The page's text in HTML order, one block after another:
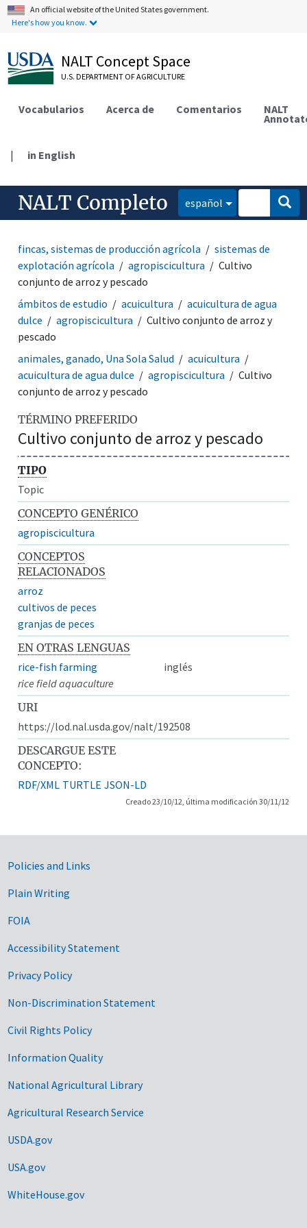
An official website of the United States government.
Here's how you know.
NALT Concept Space
U.S. DEPARTMENT OF AGRICULTURE
Vocabularios Acerca de Comentarios NALT
| in English
NALT Completo español
fincas, sistemas de producción agrícola
sistemas de
explotación agrícola
agropiscicultura
Cultivo
conjunto de arroz y pescado
ámbitos de estudio
acuicultura
acuicultura de agua
dulce
agropiscicultura
Cultivo conjunto de arroz y
pescado
animales, ganado, Una Sola Salud
acuicultura
acuicultura de agua dulce
agropiscicultura
Cultivo
conjunto de arroz y pescado
TÉRMINO PREFERIDO
Cultivo conjunto de arroz y pescado
TIPO
Topic
CONCEPTO GENÉRICO
agropiscicultura
CONCEPTOS
RELACIONADOS
arroz
cultivos de peces
granjas de peces
EN OTRAS LENGUAS
rice-fish farming
inglés
rice field aquaculture
URI
https://lod.nal.usda.gov/nalt/192508
DESCARGUE ESTE
CONCEPTO:
RDF/XML TURTLE JSON-LD
Creado 23/10/12, última modificación 30/11/12
Government Links
Policies and Links
Plain Writing
FOIA
Accessibility Statement
Privacy Policy
Non-Discrimination Statement
Civil Rights Policy
Information Quality
National Agricultural Library
Agricultural Research Service
USDA.gov
USA.gov
WhiteHouse.gov